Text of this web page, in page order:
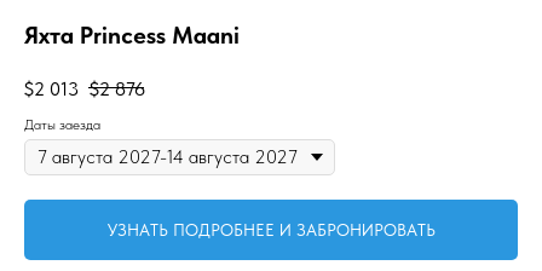
Яхта Princess Maani
$2 013 $2 876
Даты заезда
УЗНАТЬ ПОДРОБНЕЕ И ЗАБРОНИРОВАТЬ